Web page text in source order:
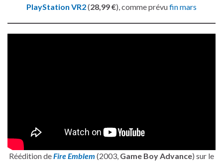
PlayStation VR2(28,99 €), comme prévufin mars
Réédition deFire Emblem (2003, Game Boy Advance) sur le